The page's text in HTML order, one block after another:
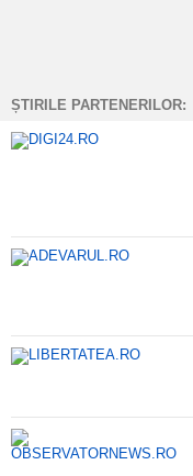
ȘTIRILE PARTENERILOR: